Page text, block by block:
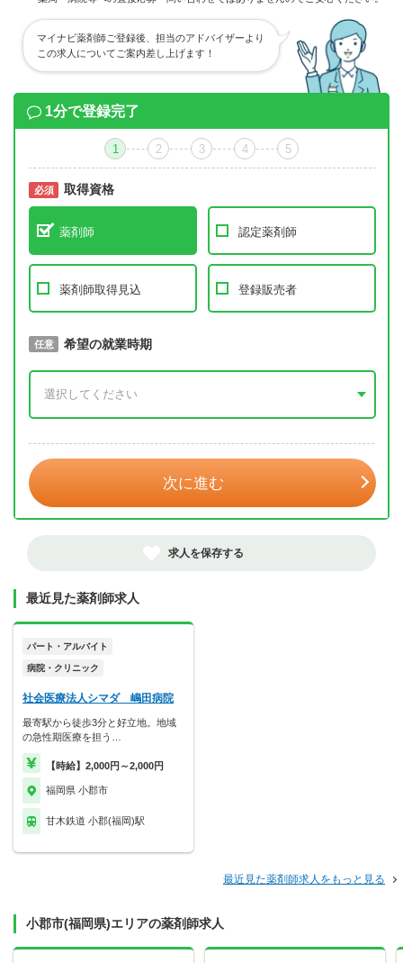
マイナビ薬剤師ご登録後、担当のアドバイザーより
この求人についてご案内差し上げます！
1分で登録完了
1 2 3 4 5
必須 取得資格
薬剤師 認定薬剤師
薬剤師取得見込 登録販売者
必須 取得予定年
任意 希望の就業時期
次に進む
求人を保存する
最近見た薬剤師求人
パート・アルバイト
病院・クリニック
社会医療法人シマダ 嶋田病院
最寄駅から徒歩3分と好立地。地域
の急性期医療を担う…
【時給】2,000円～2,000円
福岡県 小郡市
甘木鉄道 小郡(福岡)駅
最近見た薬剤師求人をもっと見る
小郡市(福岡県)エリアの薬剤師求人